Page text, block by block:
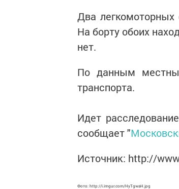
Два легкомоторных
На борту обоих
нет.
По данным
транспорта.
Идет
сообщает "
Источник: http://
Фото: http://i.imgur.com/HyTgwaH.jpg